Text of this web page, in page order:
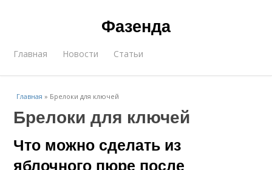
Фазенда
Главная Новости Статьи
Главная » Брелоки для ключей
Брелоки для ключей
Что можно сделать из
яблочного пюре после